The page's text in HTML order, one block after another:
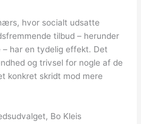
hvor socialt udsatte
tilbud – herunder
har en tydelig effekt. Det
og trivsel for nogle af de
konkret skridt mod mere
Bo Kleis